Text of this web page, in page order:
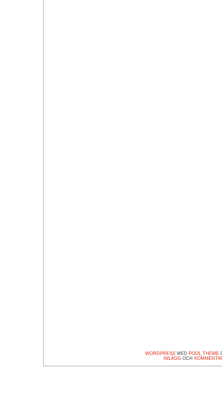
WORDPRESSMED POOL THEME
INLÄGGOCH